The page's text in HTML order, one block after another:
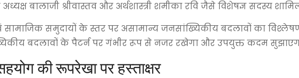
बालाजी श्रीवास्तव और अर्थशास्त्री शमीका रवि जैसे विशेषज्ञ सदस्य
सामाजिक समुदायों के स्तर पर असामान्य जनसांख्यिकीय बदलावों का
बदलावों के पैटर्न पर गंभीर रूप से नजर रखेगा और उपयुक्त कदम
की रूपरेखा पर हस्ताक्षर